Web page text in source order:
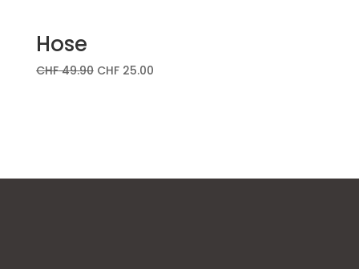
Hose
CHF49.90 CHF25.00